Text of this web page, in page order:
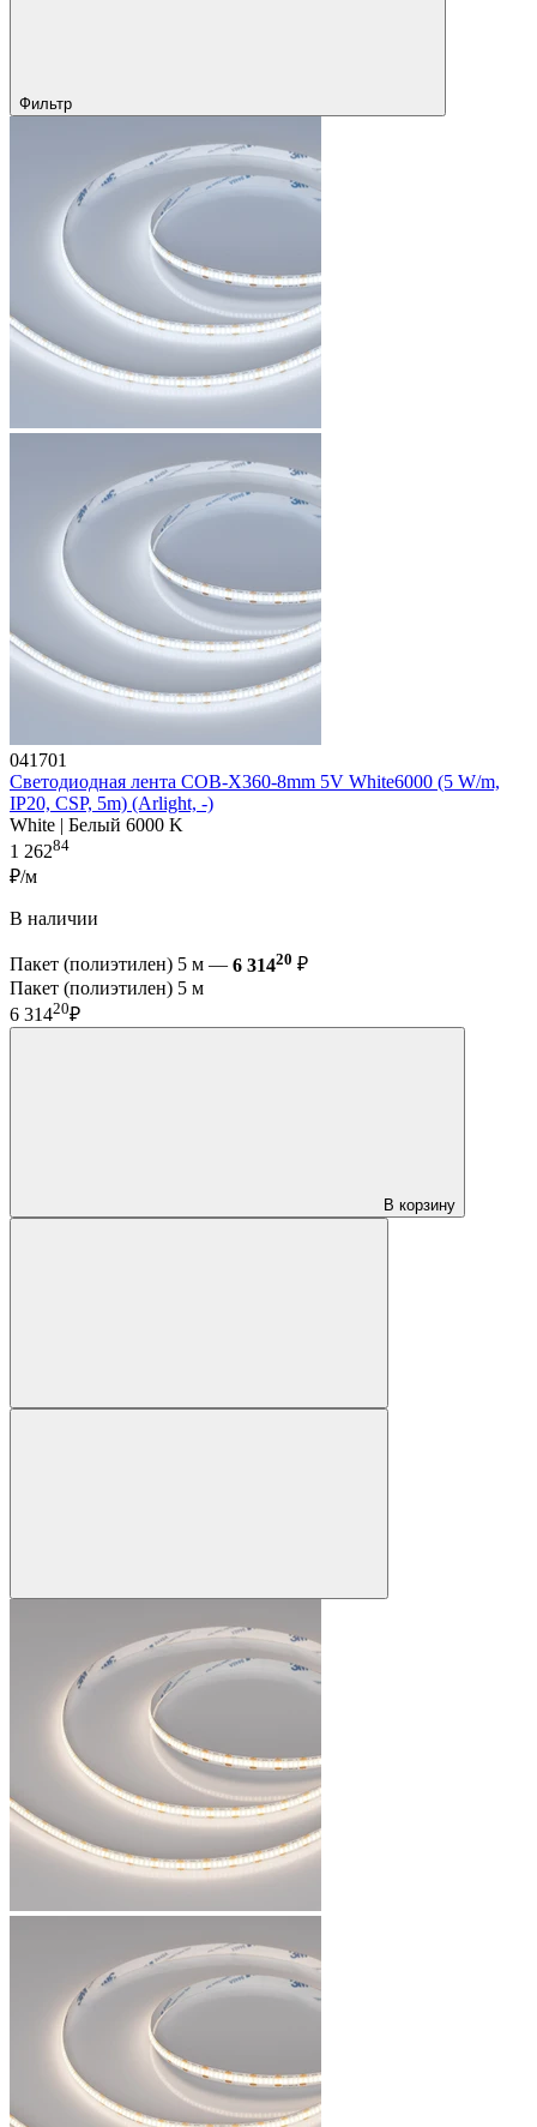
Фильтр
041701
Светодиодная лента COB-X360-8mm 5V White6000 (5 W/m,
IP20, CSP, 5m) (Arlight, -)
White | Белый 6000 K
1 26284
₽/м
В наличии
Пакет (полиэтилен) 5 м — 6 31420 ₽
Пакет (полиэтилен) 5 м
6 31420₽
В корзину